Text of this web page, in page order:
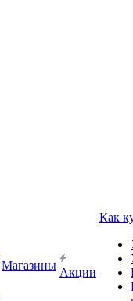
Магазины
Акции
Как